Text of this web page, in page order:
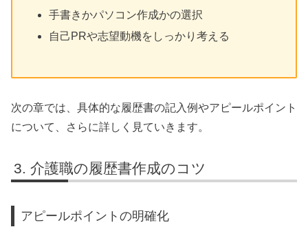
手書きかパソコン作成かの選択
自己PRや志望動機をしっかり考える
次の章では、具体的な履歴書の記入例やアピールポイント
について、さらに詳しく見ていきます。
介護職の履歴書作成のコツ
アピールポイントの明確化